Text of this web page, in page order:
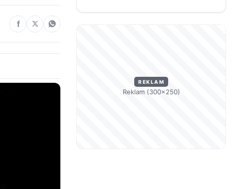
REKLAM
Reklam (300×250)